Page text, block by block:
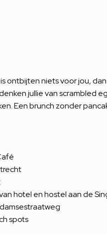
ontbijten niets voor jou,
jullie van
Een brunch zonder
hotel en hostel aan de
spots